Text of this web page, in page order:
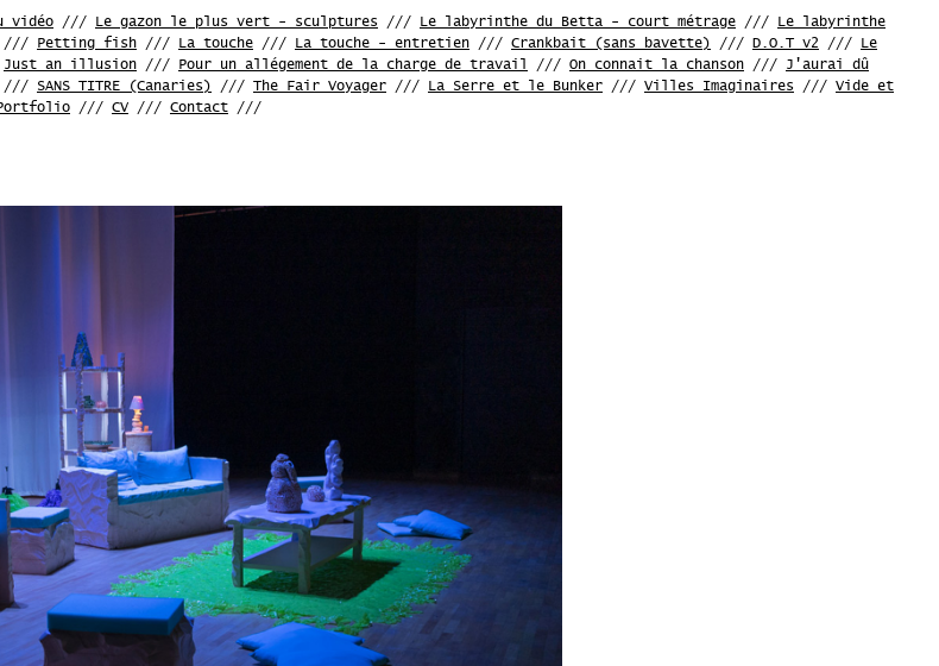
vidéo /// Le gazon le plus vert - sculptures /// Le labyrinthe du Betta - court métrage ///
Le labyrinthe
/// Petting fish /// La touche /// La touche - entretien /// Crankbait (sans bavette) /// D.O.T v2 ///
Le
Just an illusion /// Pour un allégement de la charge de travail /// On connait la chanson /// J'aurai dû
/// SANS TITRE (Canaries) /// The Fair Voyager /// La Serre et le Bunker /// Villes Imaginaires /// Vide et
/// CV /// Contact ///